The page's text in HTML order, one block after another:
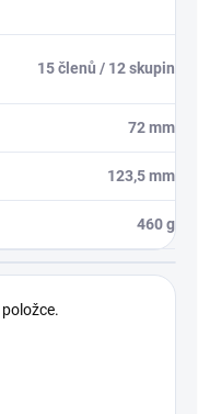
15 členů / 12 skupin
72 mm
123,5 mm
460 g